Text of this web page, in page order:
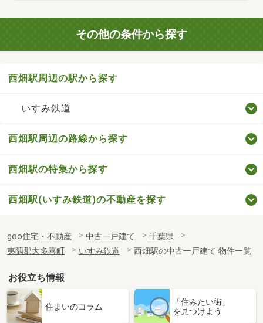
その他の条件から探す
西畑駅周辺の駅から探す
いすみ鉄道
西畑駅周辺の路線から探す
西畑駅の特集から探す
西畑駅(いすみ鉄道)の不動産を探す
goo住宅・不動産 中古一戸建て
千葉県
夷隅郡大多喜町
いすみ鉄道 西畑駅の中古一戸建て 物件一覧
お役立ち情報
住まいのコラム
「住みたい街」
を見つけよう